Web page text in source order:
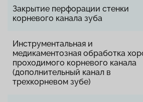
Закрытие перфорации стенки
корневого канала зуба
Инструментальная и
медикаментозная обработка
проходимого корневого канала
(дополнительный канал в
трехкорневом зубе)